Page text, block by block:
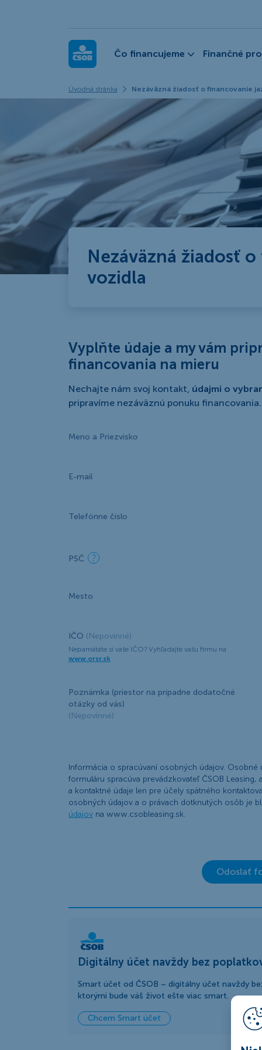
ČSOB Leasing
Čo financujeme Finančné
Úvodná stránka Nezáväzná žiadosť o financovanie
Nezáväzná žiadosť
vozidla
Vyplňte údaje a my vám
financovania na mieru
Nechajte nám svoj kontakt, údajmi o
pripravíme nezáväznú ponuku financovania.
Meno a Priezvisko
E-mail
Telefónne číslo
PSČ
Mesto
IČO (Nepovinné)
Nepamätáte si vaše IČO? Vyhľadajte vašu firmu na
www.orsr.sk
Poznámka (priestor na prípadne dodatočné
otázky od vás)
(Nepovinné)
Informácia o spracúvaní osobných údajov.
formuláru spracúva prevádzkovateľ ČSOB
a kontaktné údaje len pre účely spätného
osobných údajov a o právach dotknutých osôb je
údajov na www.csobleasing.sk.
Odoslať
Digitálny účet navždy bez
Smart účet od ČSOB – digitálny účet navždy
ktorými bude váš život ešte viac smart.
Chcem Smart účet